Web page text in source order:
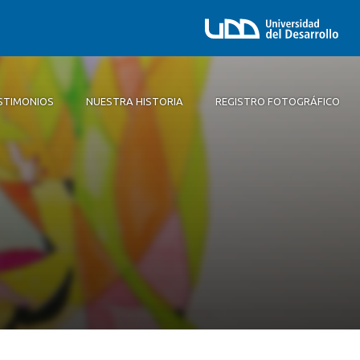
NUESTRA HISTORIA REGISTRO FOTOGRÁFICO